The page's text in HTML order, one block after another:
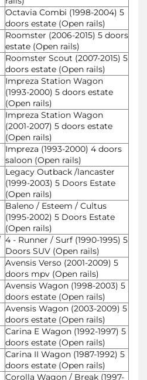
Octavia Combi (1998-2004) 5
doors estate (Open rails)
Roomster (2006-2015) 5 doors
estate (Open rails)
Roomster Scout (2007-2015) 5
doors estate (Open rails)
Impreza Station Wagon
(1993-2000) 5 doors estate
(Open rails)
Impreza Station Wagon
(2001-2007) 5 doors estate
(Open rails)
Impreza (1993-2000) 4 doors
saloon (Open rails)
Legacy Outback /lancaster
(1999-2003) 5 Doors Estate
(Open rails)
Baleno / Esteem / Cultus
(1995-2002) 5 Doors Estate
(Open rails)
4 - Runner / Surf (1990-1995) 5
Doors SUV (Open rails)
Avensis Verso (2001-2009) 5
doors mpv (Open rails)
Avensis Wagon (1998-2003) 5
doors estate (Open rails)
Avensis Wagon (2003-2009) 5
doors estate (Open rails)
Carina E Wagon (1992-1997) 5
doors estate (Open rails)
Carina II Wagon (1987-1992) 5
doors estate (Open rails)
Corolla Wagon / Break (1997-